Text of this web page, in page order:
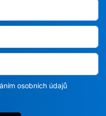
osobních údajů